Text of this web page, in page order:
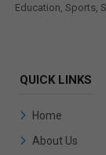
Education, Sports,
QUICK LINKS
Home
About Us